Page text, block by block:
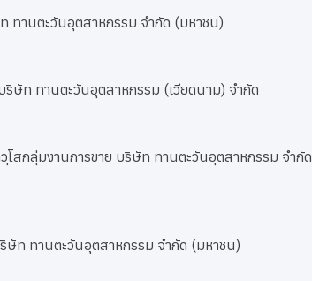
ทานตะวันอุตสาหกรรม จำกัด (มหาชน)
ริษัท ทานตะวันอุตสาหกรรม (เวียดนาม) จำกัด
โสกลุ่มงานการขาย บริษัท ทานตะวันอุตสาหกรรม จำกัด
ษัท ทานตะวันอุตสาหกรรม จำกัด (มหาชน)